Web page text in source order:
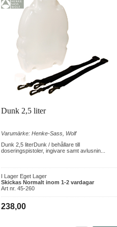
Dunk 2,5 liter
Varumärke: Henke-Sass, Wolf
Dunk 2,5 literDunk / behållare till
doseringspistoler, ingivare samt avlusnin...
I Lager Eget Lager
Skickas Normalt inom 1-2 vardagar
Art nr. 45-260
238,00